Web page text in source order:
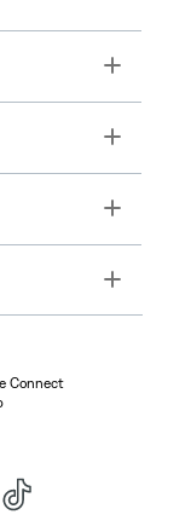
Toggle
Toggle
Toggle
Toggle
Connect